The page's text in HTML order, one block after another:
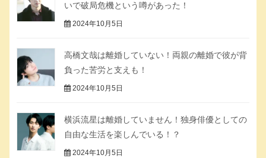
いで破局危機という噂があった！
2024年10月5日
高橋文哉は離婚していない！両親の離婚で彼が背
負った苦労と支えも！
2024年10月5日
横浜流星は離婚していません！独身俳優としての
自由な生活を楽しんでいる！？
2024年10月5日